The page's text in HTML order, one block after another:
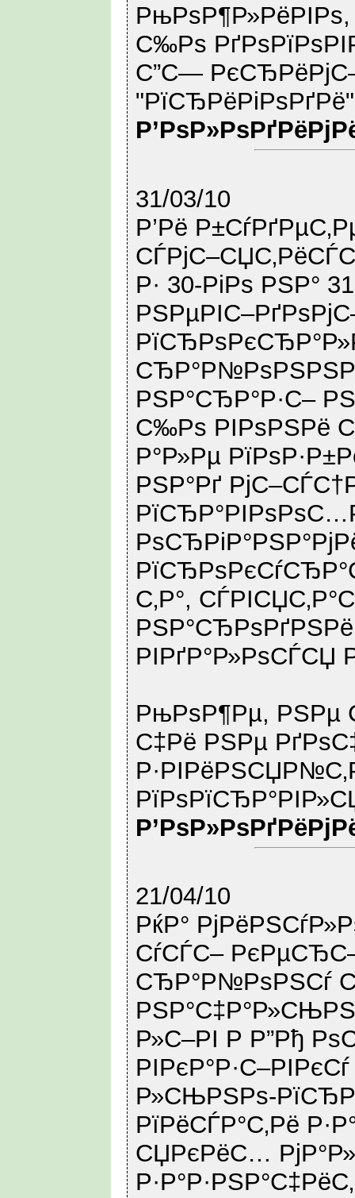
С‰Рѕ
С”С—
"РїСЂРёРіРѕРґРё"
31/03/10
Р’Рё
Р· 30-РіРѕ РЅР°
РЅР°СЂР°Р·С–
С‰Рѕ РІРѕРЅРё
Р°Р»Рµ
РЅР°Рґ
С‚Р°,
РІРґР°Р»РѕСЃСЏ
РњРѕР¶Рµ, РЅРµ
С‡Рё РЅРµ
21/04/10
РќР°
СѓСЃС–
СЂР°Р№РѕРЅСѓ
Р»С–РІ Р Р”Рђ
Р»СЊРЅРѕ-
РїРёСЃР°С‚Рё
СЏРєРёС…